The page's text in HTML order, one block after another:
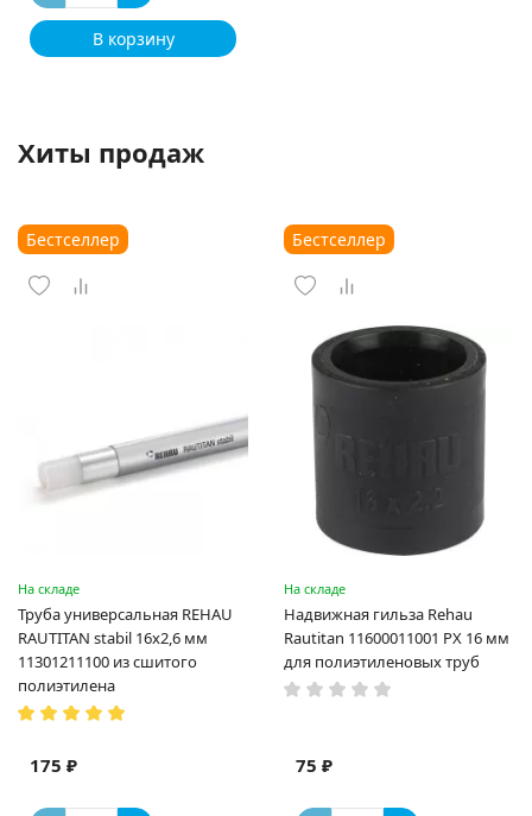
В корзину
Хиты продаж
Бестселлер
На складе
Труба универсальная REHAU
RAUTITAN stabil 16х2,6 мм
11301211100 из сшитого
полиэтилена
175 ₽
Бестселлер
На складе
Надвижная гильза Rehau
Rautitan 11600011001 PX 16 мм
для полиэтиленовых труб
75 ₽